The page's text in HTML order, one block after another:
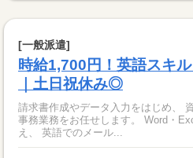
[一般派遣]
時給1,700円！英語スキ
｜土日祝休み◎
請求書作成やデータ入力をはじめ、
事務業務をお任せします。 Word・Excel・PowerPointの操作に加
え、 英語でのメール...